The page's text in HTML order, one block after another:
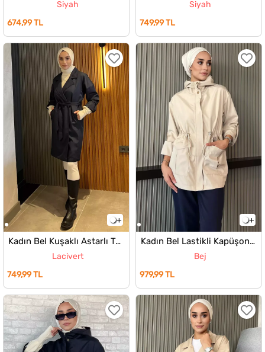
Siyah
674,99 TL
Siyah
749,99 TL
Kadın Bel Kuşaklı Astarlı Tesettür Uzun Trençkot
Lacivert
749,99 TL
Kadın Bel Lastikli Kapüşonlu Tesettür Trençkot
Bej
979,99 TL